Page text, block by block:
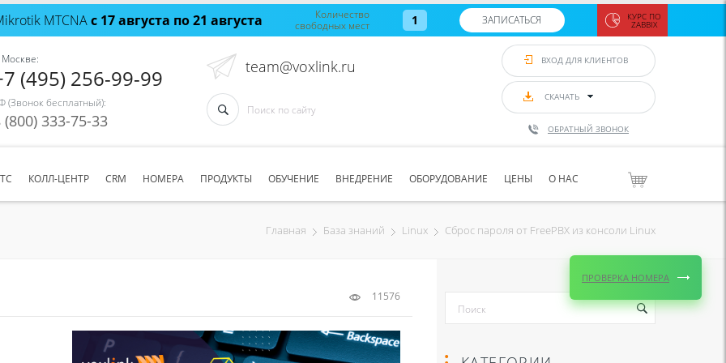
MTCNAс 17 августа по 21 августа
Количество
свободных мест
1 ЗАПИСАТЬСЯ КУРС ПО
ZABBIX
ВХОД ДЛЯ КЛИЕНТОВ
СКАЧАТЬ
ОБРАТНЫЙ ЗВОНОК
(495) 256-99-99
(Звонок бесплатный):
(800) 333-75-33
team@voxlink.ru
КОЛЛ-ЦЕНТР CRM НОМЕРА ПРОДУКТЫ ОБУЧЕНИЕ ВНЕДРЕНИЕ ОБОРУДОВАНИЕ ЦЕНЫ О НАС
Главная База знаний Linux Сброс пароля от FreePBX из консоли Linux
11576
ПРОВЕРКА НОМЕРА